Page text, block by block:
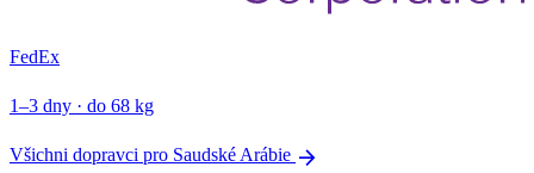
FedEx
1–3 dny · do 68 kg
Všichni dopravci pro Saudské Arábie arrow_forward